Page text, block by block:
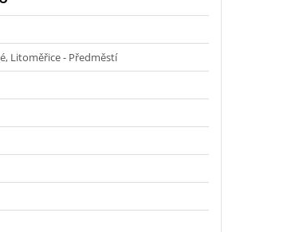
Litoměřice - Předměstí